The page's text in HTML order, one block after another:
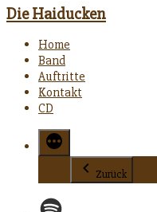
Die Haiducken
Home
Band
Auftritte
Kontakt
CD
Zurück
Spotify